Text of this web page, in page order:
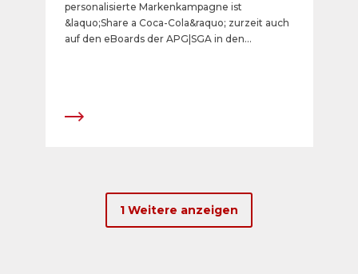
personalisierte Markenkampagne ist
&laquo;Share a Coca-Cola&raquo; zurzeit auch
auf den eBoards der APG|SGA in den
mitzugestalten.
1 Weitere anzeigen